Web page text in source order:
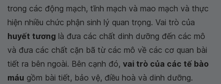
trong các động mạch, tĩnh mạch và mao mạch và thực
hiện nhiều chức phận sinh lý quan trọng. Vai trò của
huyết tương là đưa các chất dinh dưỡng đến các mô
và đưa các chất cặn bã từ các mô về các cơ quan bài
tiết ra bên ngoài. Bên cạnh đó, vai trò của các tế bào
máu gồm bài tiết, bảo vệ, điều hoà và dinh dưỡng.